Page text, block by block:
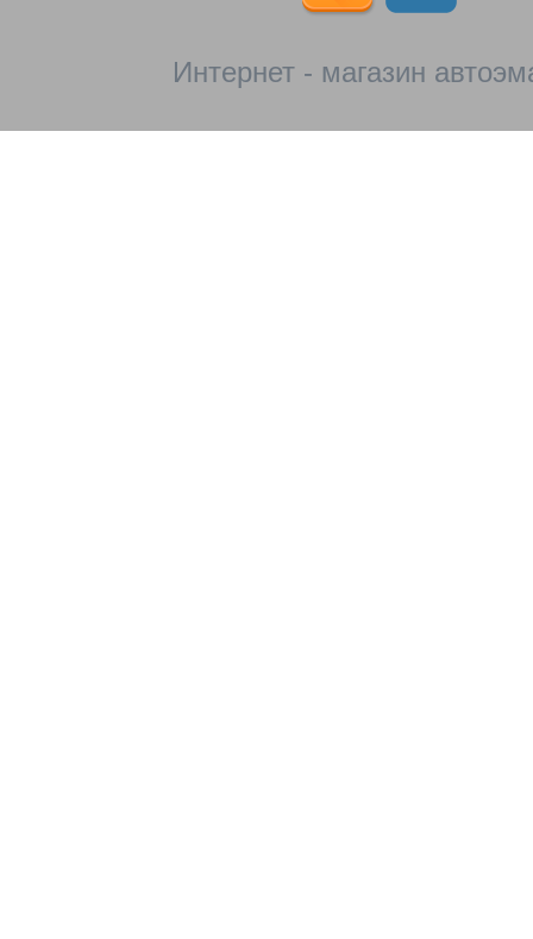
Интернет - магазин